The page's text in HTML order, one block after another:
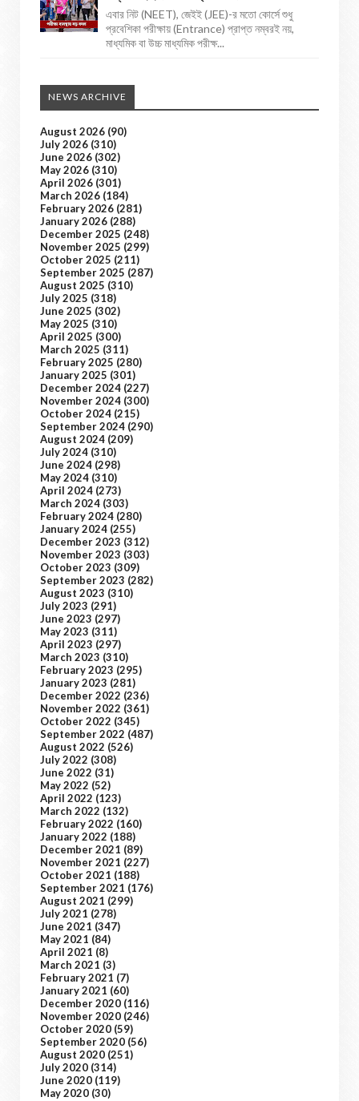
এবার নিট (NEET), জেইই (JEE)-র মতো কোর্সে শুধু
প্রবেশিকা পরীক্ষায় (Entrance) প্রাপ্ত নম্বরই নয়,
মাধ্যমিক বা উচ্চ মাধ্যমিক পরীক্ষ...
NEWS ARCHIVE
August 2026 (90)
July 2026 (310)
June 2026 (302)
May 2026 (310)
April 2026 (301)
March 2026 (184)
February 2026 (281)
January 2026 (288)
December 2025 (248)
November 2025 (299)
October 2025 (211)
September 2025 (287)
August 2025 (310)
July 2025 (318)
June 2025 (302)
May 2025 (310)
April 2025 (300)
March 2025 (311)
February 2025 (280)
January 2025 (301)
December 2024 (227)
November 2024 (300)
October 2024 (215)
September 2024 (290)
August 2024 (209)
July 2024 (310)
June 2024 (298)
May 2024 (310)
April 2024 (273)
March 2024 (303)
February 2024 (280)
January 2024 (255)
December 2023 (312)
November 2023 (303)
October 2023 (309)
September 2023 (282)
August 2023 (310)
July 2023 (291)
June 2023 (297)
May 2023 (311)
April 2023 (297)
March 2023 (310)
February 2023 (295)
January 2023 (281)
December 2022 (236)
November 2022 (361)
October 2022 (345)
September 2022 (487)
August 2022 (526)
July 2022 (308)
June 2022 (31)
May 2022 (52)
April 2022 (123)
March 2022 (132)
February 2022 (160)
January 2022 (188)
December 2021 (89)
November 2021 (227)
October 2021 (188)
September 2021 (176)
August 2021 (299)
July 2021 (278)
June 2021 (347)
May 2021 (84)
April 2021 (8)
March 2021 (3)
February 2021 (7)
January 2021 (60)
December 2020 (116)
November 2020 (246)
October 2020 (59)
September 2020 (56)
August 2020 (251)
July 2020 (314)
June 2020 (119)
May 2020 (30)